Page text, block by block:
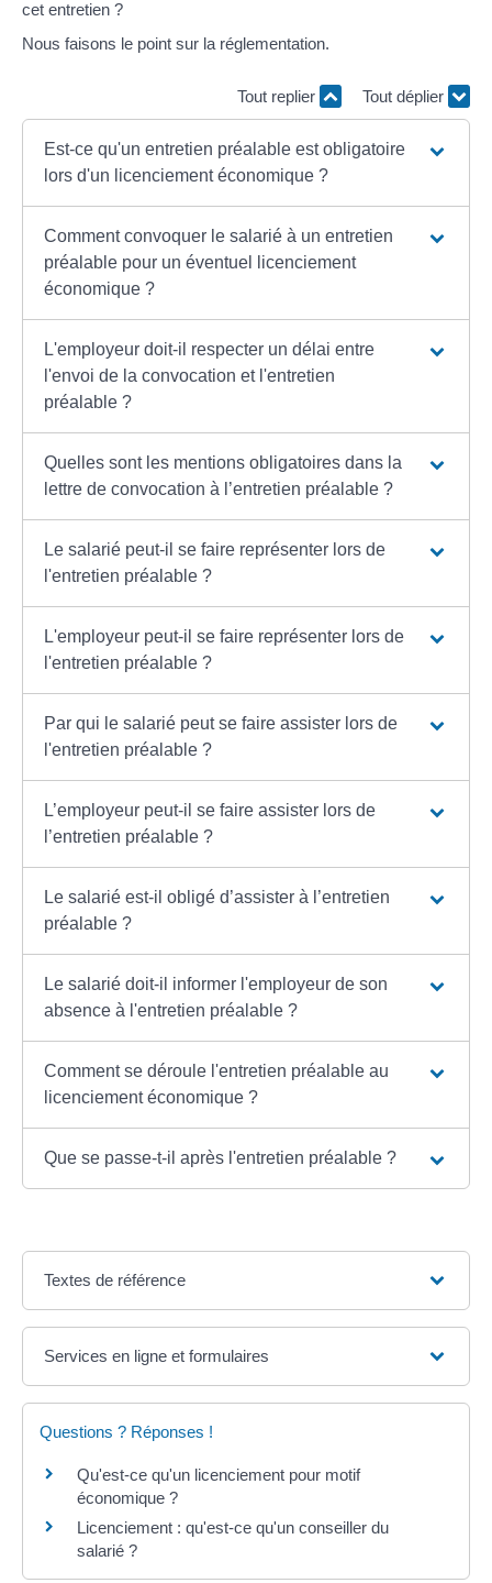
cet entretien ?
Nous faisons le point sur la réglementation.
Tout replier Tout déplier
Est-ce qu'un entretien préalable est obligatoire
lors d'un licenciement économique ?
Comment convoquer le salarié à un entretien
préalable pour un éventuel licenciement
économique ?
L'employeur doit-il respecter un délai entre
l'envoi de la convocation et l'entretien
préalable ?
Quelles sont les mentions obligatoires dans la
lettre de convocation à l’entretien préalable ?
Le salarié peut-il se faire représenter lors de
l'entretien préalable ?
L'employeur peut-il se faire représenter lors de
l'entretien préalable ?
Par qui le salarié peut se faire assister lors de
l'entretien préalable ?
L’employeur peut-il se faire assister lors de
l’entretien préalable ?
Le salarié est-il obligé d’assister à l’entretien
préalable ?
Le salarié doit-il informer l'employeur de son
absence à l'entretien préalable ?
Comment se déroule l'entretien préalable au
licenciement économique ?
Que se passe-t-il après l'entretien préalable ?
Textes de référence
Services en ligne et formulaires
Questions ? Réponses !
Qu'est-ce qu'un licenciement pour motif
économique ?
Licenciement : qu'est-ce qu'un conseiller du
salarié ?